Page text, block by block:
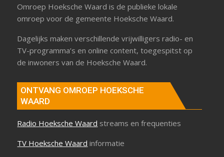
Omroep Hoeksche Waard is de publieke lokale
omroep voor de gemeente Hoeksche Waard.
Dagelijks maken verschillende vrijwilligers radio- en
TV-programma’s en online content, toegespitst op
de inwoners van de Hoeksche Waard.
ONTVANG OMROEP HOEKSCHE
WAARD
Radio Hoeksche Waard streams en frequenties
TV Hoeksche Waard informatie